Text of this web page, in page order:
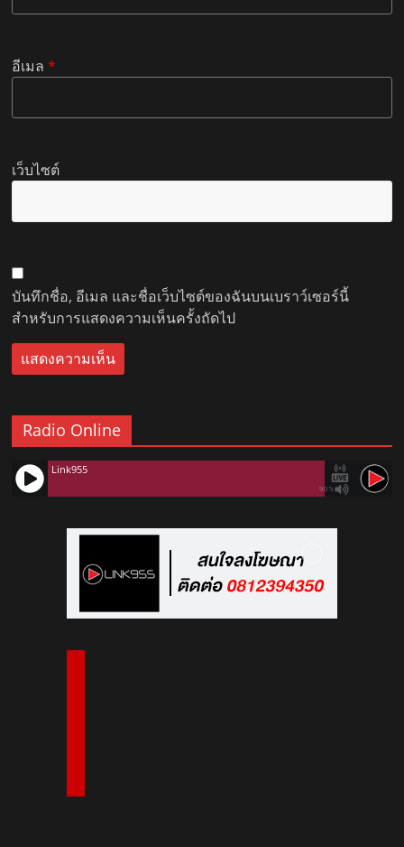
อีเมล*
เว็บไซต์
บันทึกชื่อ, อีเมล และชื่อเว็บไซต์ของฉันบนเบราว์เซอร์นี้
สำหรับการแสดงความเห็นครั้งถัดไป
Radio Online
90%
Link955